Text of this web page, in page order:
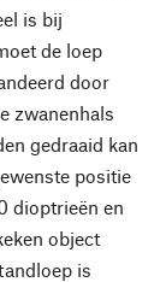
is bij
de loep
door
zwanenhals
gedraaid kan
positie
dioptrieën en
object
is